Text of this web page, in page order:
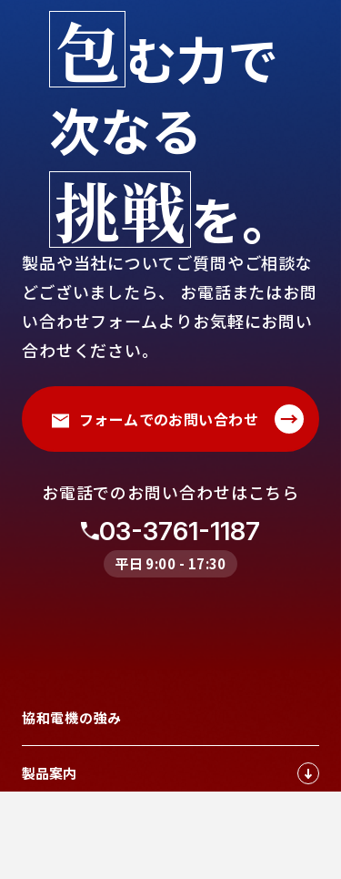
包む力で
次なる
挑戦を。
製品や当社についてご質問やご相談な
どございましたら、
お電話またはお問
い合わせフォームよりお気軽にお問い
合わせください。
フォームでのお問い合わせ →
お電話でのお問い合わせはこちら
03-3761-1187
平日 9:00 - 17:30
協和電機の強み
製品案内